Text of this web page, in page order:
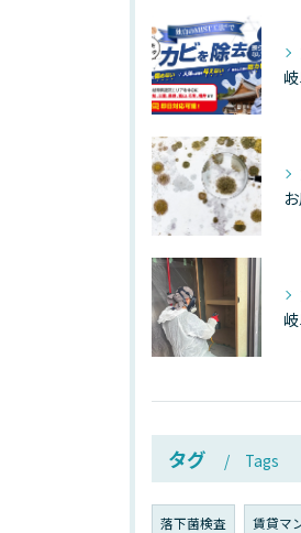
タグ Tags
落下菌検査 賃貸マ